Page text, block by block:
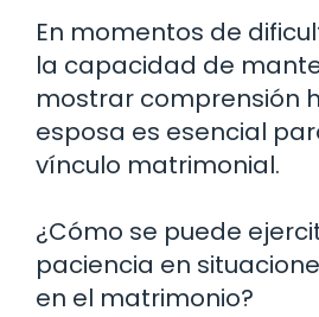
En momentos de
la capacidad de
mostrar comprensión
esposa es esencial
vínculo matrimonial.
¿Cómo se puede
paciencia en
en el matrimonio?